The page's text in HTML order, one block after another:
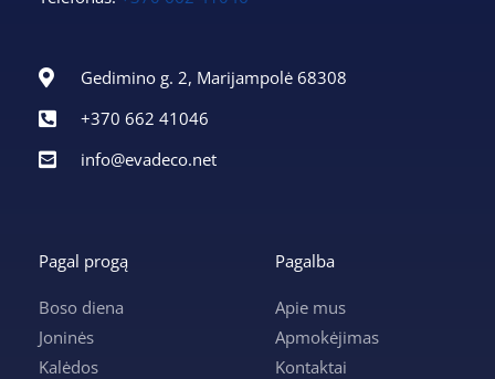
Gedimino g. 2, Marijampolė 68308
+370 662 41046
info@evadeco.net
Pagal progą
Boso diena
Joninės
Kalėdos
Pagalba
Apie mus
Apmokėjimas
Kontaktai